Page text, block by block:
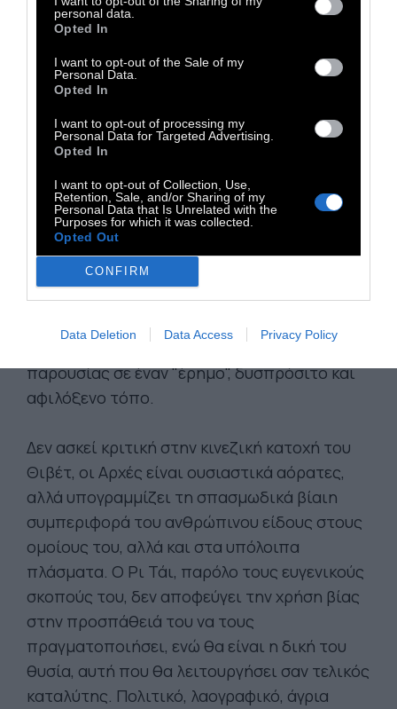
personal data.
Opted In
I want to opt-out of the Sale of my
Personal Data.
Opted In
I want to opt-out of processing my
Personal Data for Targeted Advertising.
Opted In
I want to opt-out of Collection, Use,
Retention, Sale, and/or Sharing of my
Personal Data that Is Unrelated with the
Purposes for which it was collected.
Opted Out
CONFIRM
Data Deletion Data Access Privacy Policy
ελεύθερα δομημένη αφήγηση, την οποία ο
του δημοσιογράφου από το Πεκίνο που
συνοδεύει την περίπλο στην αναζήτηση του
αρχηγού των λαθροκυνηγών, το εξαιρετικό
φιλμ του Τσουάν Λου από το 2004, δεν
μέλη της περιπόλου που διακινδυνεύουν τη
ζωή τους για την προστασία της αντιλόπης
χωρίς κρατική βοήθεια, ή πληρωμή και ο
αγώνας επιβίωσης κάτω από τις πιο
δύσκολες συνθήκες των λαθροκυνηγών
μοιάζουν να είναι οι δύο όψεις του ίδιου
νομίσματος, αυτού της ανθρώπινης
παρουσίας σε έναν "έρημο", δυσπρόσιτο και
αφιλόξενο τόπο.
Δεν ασκεί κριτική στην κινεζική κατοχή του
Θιβέτ, οι Αρχές είναι ουσιαστικά αόρατες,
αλλά υπογραμμίζει τη σπασμωδικά βίαιη
συμπεριφορά του ανθρώπινου είδους στους
ομοίους του, αλλά και στα υπόλοιπα
πλάσματα. Ο Ρι Τάι, παρόλο τους ευγενικούς
σκοπούς του, δεν αποφεύγει την χρήση βίας
στην προσπάθειά του να τους
πραγματοποιήσει, ενώ θα είναι η δική του
θυσία, αυτή που θα λειτουργήσει σαν τελικός
καταλύτης. Πολιτικό, λαογραφικό, άγρια